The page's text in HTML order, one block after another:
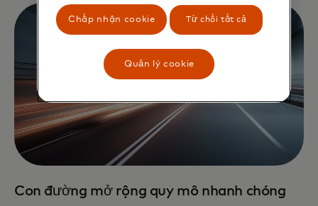
Con đường mở rộng quy mô nhanh chóng
Chấp nhận cookie Từ chối tất cả
Quản lý cookie